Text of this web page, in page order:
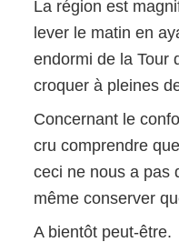
La région est
lever le matin en
endormi de la Tour
croquer à pleines
Concernant le
cru comprendre
ceci ne nous a pas
même conserver
A bientôt peut-être.